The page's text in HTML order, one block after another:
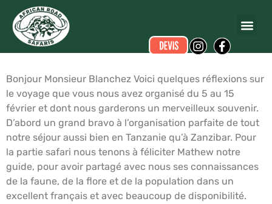
Christian CLAUDEL
Dates du voyage : du 06/02/2014 au 15/02/2014
Bonjour Monsieur Blanchez Voici quelques réflexions sur
le voyage que vous nous avez organisé du 5 au 15
février et dont nous garderons un merveilleux souvenir.
D’abord un grand bravo à l’organisation parfaite de tout
notre séjour aussi bien en Tanzanie qu’à Zanzibar. Pour
la partie safari nous tenons à féliciter Mathew notre
guide, pour avoir partagé avec nous ses connaissances
de la faune, de la flore et de la population dans un
excellent français et avec beaucoup de disponibilité.